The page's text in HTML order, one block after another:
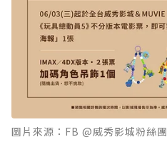
圖片來源：FB @威秀影城粉絲團